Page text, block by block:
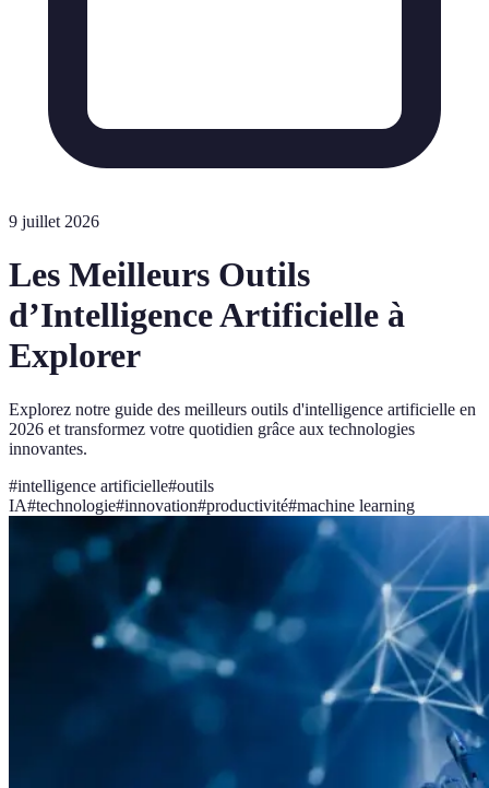
9 juillet 2026
Les Meilleurs Outils
d’Intelligence Artificielle à
Explorer
Explorez notre guide des meilleurs outils d'intelligence artificielle en
2026 et transformez votre quotidien grâce aux technologies
innovantes.
#intelligence artificielle#outils
IA#technologie#innovation#productivité#machine learning